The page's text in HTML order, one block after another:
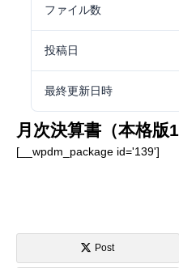
ファイル数
投稿日
最終更新日時
月次決算書（本格版
[__wpdm_package id='139']
Post